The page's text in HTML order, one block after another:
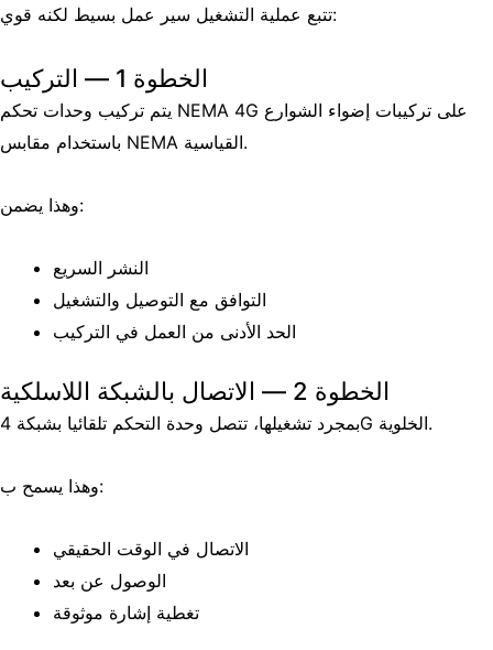
تتبع عملية التشغيل سير عمل بسيط لكنه قوي:
الخطوة 1 — التركيب
يتم تركيب وحدات تحكم NEMA 4G على تركيبات إضواء الشوارع
باستخدام مقابس NEMA القياسية.
وهذا يضمن:
النشر السريع
التوافق مع التوصيل والتشغيل
الحد الأدنى من العمل في التركيب
الخطوة 2 — الاتصال بالشبكة اللاسلكية
بمجرد تشغيلها، تتصل وحدة التحكم تلقائيا بشبكة 4G الخلوية.
وهذا يسمح ب:
الاتصال في الوقت الحقيقي
الوصول عن بعد
تغطية إشارة موثوقة